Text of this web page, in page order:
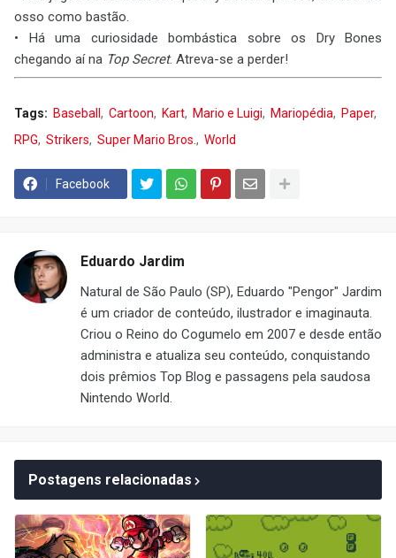
osso como bastão.
• Há uma curiosidade bombástica sobre os Dry Bones
chegando aí na Top Secret. Atreva-se a perder!
Tags: Baseball Cartoon Kart Mario e Luigi Mariopédia
Paper
RPG
Strikers Super Mario Bros. World
Facebook
Eduardo Jardim
Natural de São Paulo (SP), Eduardo "Pengor" Jardim
é um criador de conteúdo, ilustrador e imaginauta.
Criou o Reino do Cogumelo em 2007 e desde então
administra e atualiza seu conteúdo, conquistando
dois prêmios Top Blog e passagens pela saudosa
Nintendo World.
Postagens relacionadas